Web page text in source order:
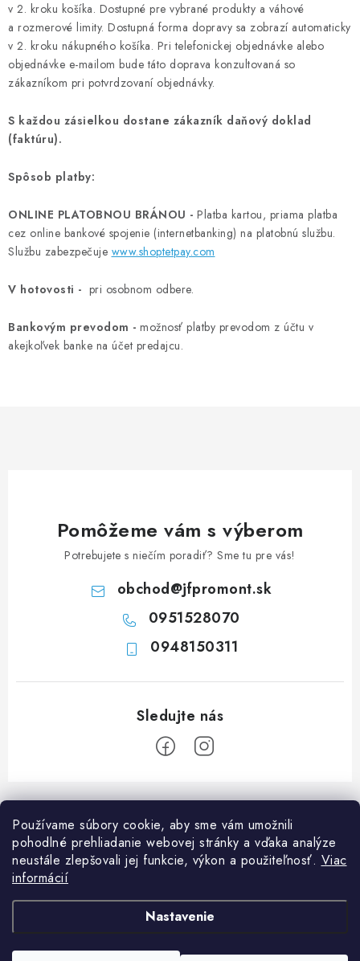
Používame súbory cookie, aby sme vám umožnili
pohodlné prehliadanie webovej stránky a vďaka analýze
neustále zlepšovali jej funkcie, výkon a použiteľnosť. Viac
informácií
Nastavenie
v 2. kroku košíka. Dostupné pre vybrané produkty a váhové
a rozmerové limity. Dostupná forma dopravy sa zobrazí automaticky
v 2. kroku nákupného košíka. Pri telefonickej objednávke alebo
objednávke e-mailom bude táto doprava konzultovaná so
zákazníkom pri potvrdzovaní objednávky.
S každou zásielkou dostane zákazník daňový doklad
(faktúru).
Spôsob platby:
ONLINE PLATOBNOU BRÁNOU - Platba kartou, priama platba
cez online bankové spojenie (internetbanking) na platobnú službu.
Službu zabezpečuje www.shoptetpay.com
V hotovosti - pri osobnom odbere.
Bankovým prevodom - možnosť platby prevodom z účtu v
akejkoľvek banke na účet predajcu.
Pomôžeme vám s výberom
Potrebujete s niečím poradiť? Sme tu pre vás!
obchod@jfpromont.sk
0951528070
0948150311
Z
á
Informácie pre vás
Ako nakupovať
Doprava a platba
Blog